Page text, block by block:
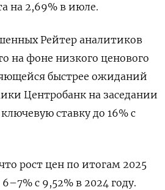
на 2,69% в июле.
Рейтер аналитиков
на фоне низкого ценового
быстрее ожиданий
Центробанк на заседании
ставку до 16% с
рост цен по итогам 2025
с 9,52% в 2024 году.